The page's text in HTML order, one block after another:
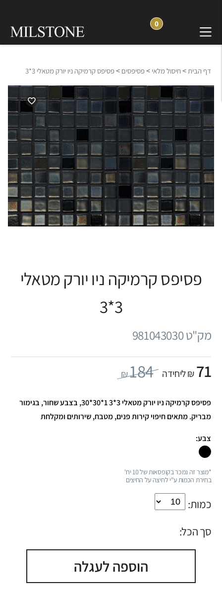
0
דף הבית>חיסול מלאי >פסיפסים >פסיפס קרמיקה ניו יורק מטאלי 3*3
פסיפס קרמיקה ניו יורק מטאלי
3*3
מק"ט 981043030
71₪ ליחידה 184
₪
פסיפס קרמיקה ניו יורק מטאלי 3*3 1*30*30, בצבע שחור, בגימור
מבריק. מתאים חיפוי קירות פנים, מטבח, שירותים ומקלחת
צבע:
*מוצר זה נמכר בקופסאות של 10 יח'
בחירת הכמות ע"י לחיצה על החיצים
כמות:
סך הכל:
הוספה לעגלה